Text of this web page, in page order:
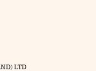
LTD